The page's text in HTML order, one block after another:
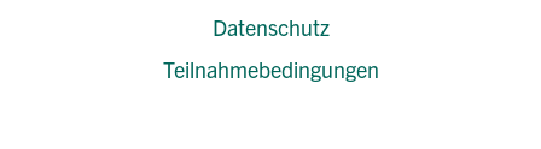
Datenschutz
Teilnahmebedingungen